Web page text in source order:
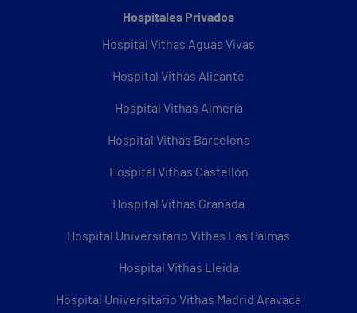
Hospitales Privados
Hospital Vithas Aguas Vivas
Hospital Vithas Alicante
Hospital Vithas Almería
Hospital Vithas Barcelona
Hospital Vithas Castellón
Hospital Vithas Granada
Hospital Universitario Vithas Las Palmas
Hospital Vithas Lleida
Hospital Universitario Vithas Madrid Aravaca